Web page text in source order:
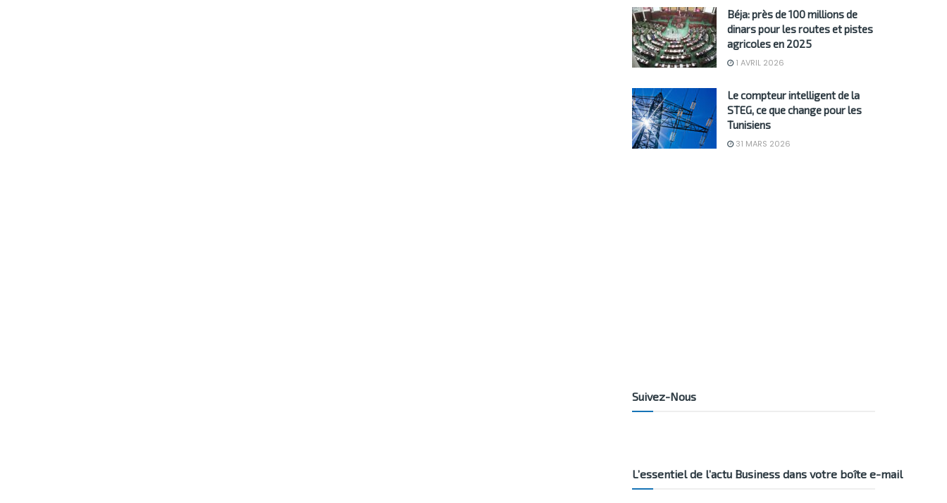
Béja: près de 100 millions de
dinars pour les routes et pistes
agricoles en 2025
1 AVRIL 2026
Le compteur intelligent de la
STEG, ce que change pour les
Tunisiens
31 MARS 2026
Suivez-Nous
L’essentiel de l’actu Business dans votre boîte e-mail